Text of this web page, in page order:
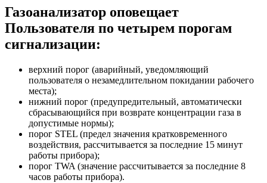
Газоанализатор оповещает
Пользователя по четырем порогам
сигнализации:
верхний порог (аварийный, уведомляющий
пользователя о незамедлительном покидании рабочего
места);
нижний порог (предупредительный, автоматически
сбрасывающийся при возврате концентрации газа в
допустимые нормы);
порог STЕL (предел значения кратковременного
воздействия, рассчитывается за последние 15 минут
работы прибора);
порог TWA (значение рассчитывается за последние 8
часов работы прибора).